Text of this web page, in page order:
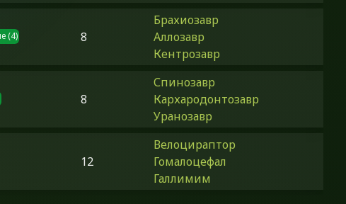
(4) 8
Брахиозавр
Аллозавр
Кентрозавр
8
Спинозавр
Кархародонтозавр
Уранозавр
12
Велоцираптор
Гомалоцефал
Галлимим